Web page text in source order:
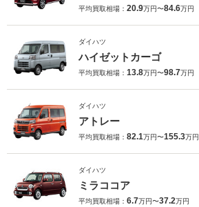
平均買取相場： 20.9万円〜84.6万円
ダイハツ
ハイゼットカーゴ
平均買取相場： 13.8万円〜98.7万円
ダイハツ
アトレー
平均買取相場： 82.1万円〜155.3万円
ダイハツ
ミラココア
平均買取相場： 6.7万円〜37.2万円